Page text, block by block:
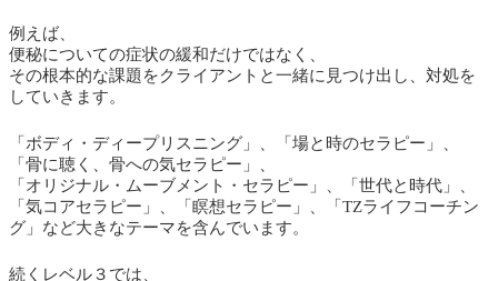
例えば、
便秘についての症状の緩和だけではなく、
その根本的な課題をクライアントと一緒に見つけ出し、対処を
していきます。
「ボディ・ディープリスニング」、「場と時のセラピー」、
「骨に聴く、骨への気セラピー」、
「オリジナル・ムーブメント・セラピー」、「世代と時代」、
「気コアセラピー」、「瞑想セラピー」、「TZライフコーチン
グ」など大きなテーマを含んでいます。
続くレベル３では、